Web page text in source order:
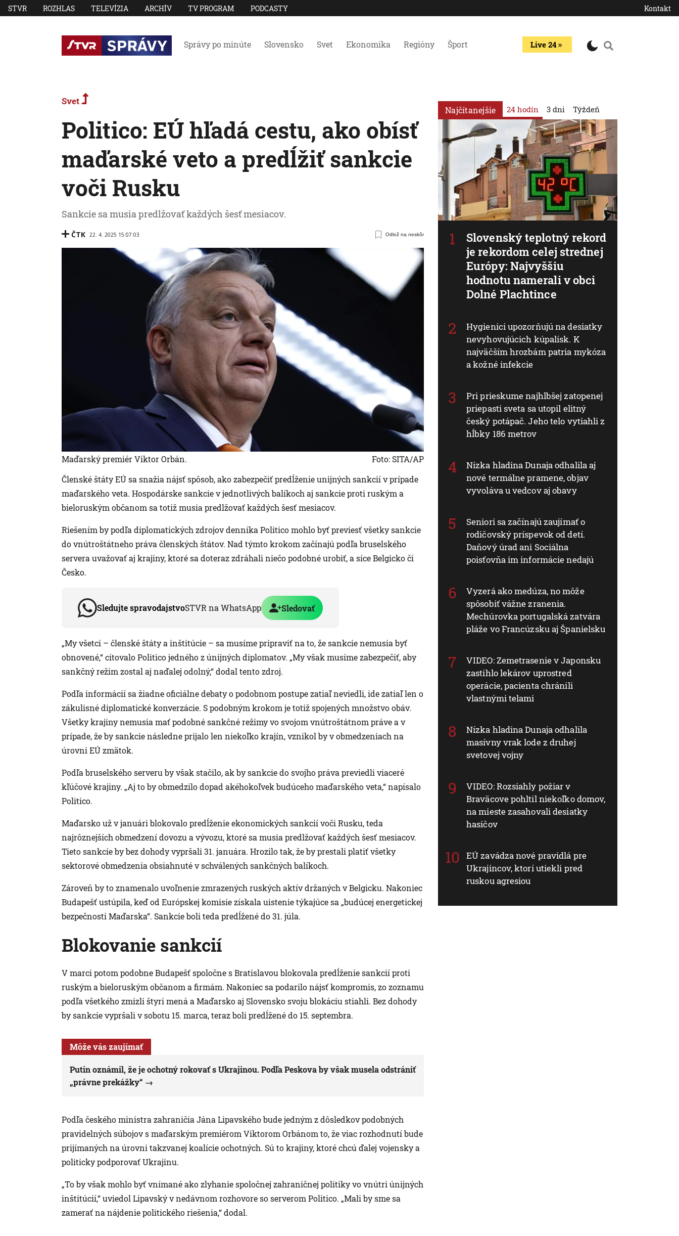
STVR ROZHLAS TELEVÍZIA ARCHÍV TV PROGRAM PODCASTY Kontakt
Správy po minúte Slovensko Svet Ekonomika Regióny Šport Live 24
Svet
Politico: EÚ hľadá cestu, ako obísť
maďarské veto a predĺžiť sankcie
voči Rusku
Sankcie sa musia predlžovať každých šesť mesiacov.
ČTK 22. 4. 2025 15:07:03 Odlož na neskôr
Maďarský premiér Viktor Orbán.
Foto: SITA/AP
Členské štáty EÚ sa snažia nájsť spôsob, ako zabezpečiť predĺženie unijných sankcií v prípade
maďarského veta. Hospodárske sankcie v jednotlivých balíkoch aj sankcie proti ruským a
bieloruským občanom sa totiž musia predlžovať každých šesť mesiacov.
Riešením by podľa diplomatických zdrojov denníka Politico mohlo byť previesť všetky sankcie
do vnútroštátneho práva členských štátov. Nad týmto krokom začínajú podľa bruselského
servera uvažovať aj krajiny, ktoré sa doteraz zdráhali niečo podobné urobiť, a síce Belgicko či
Česko.
Sledujte spravodajstvoSTVR na WhatsApp Sledovať
„My všetci – členské štáty a inštitúcie – sa musíme pripraviť na to, že sankcie nemusia byť
obnovené,“ citovalo Politico jedného z únijných diplomatov. „My však musíme zabezpečiť, aby
sankčný režim zostal aj naďalej odolný,“ dodal tento zdroj.
Podľa informácií sa žiadne oficiálne debaty o podobnom postupe zatiaľ neviedli, ide zatiaľ len o
zákulisné diplomatické konverzácie. S podobným krokom je totiž spojených množstvo obáv.
Všetky krajiny nemusia mať podobné sankčné režimy vo svojom vnútroštátnom práve a v
prípade, že by sankcie následne prijalo len niekoľko krajín, vznikol by v obmedzeniach na
úrovni EÚ zmätok.
Podľa bruselského serveru by však stačilo, ak by sankcie do svojho práva previedli viaceré
kľúčové krajiny. „Aj to by obmedzilo dopad akéhokoľvek budúceho maďarského veta,“ napísalo
Politico.
Maďarsko už v januári blokovalo predĺženie ekonomických sankcií voči Rusku, teda
najrôznejších obmedzení dovozu a vývozu, ktoré sa musia predlžovať každých šesť mesiacov.
Tieto sankcie by bez dohody vypršali 31. januára. Hrozilo tak, že by prestali platiť všetky
sektorové obmedzenia obsiahnuté v schválených sankčných balíkoch.
Zároveň by to znamenalo uvoľnenie zmrazených ruských aktív držaných v Belgicku. Nakoniec
Budapešť ustúpila, keď od Európskej komisie získala uistenie týkajúce sa „budúcej energetickej
bezpečnosti Maďarska“. Sankcie boli teda predĺžené do 31. júla.
Blokovanie sankcií
V marci potom podobne Budapešť spoločne s Bratislavou blokovala predĺženie sankcií proti
ruským a bieloruským občanom a firmám. Nakoniec sa podarilo nájsť kompromis, zo zoznamu
podľa všetkého zmizli štyri mená a Maďarsko aj Slovensko svoju blokáciu stiahli. Bez dohody
by sankcie vypršali v sobotu 15. marca, teraz boli predĺžené do 15. septembra.
Môže vás zaujímať
Putin oznámil, že je ochotný rokovať s Ukrajinou. Podľa Peskova by však musela odstrániť
„právne prekážky“
Podľa českého ministra zahraničia Jána Lipavského bude jedným z dôsledkov podobných
pravidelných súbojov s maďarským premiérom Viktorom Orbánom to, že viac rozhodnutí bude
prijímaných na úrovni takzvanej koalície ochotných. Sú to krajiny, ktoré chcú ďalej vojensky a
politicky podporovať Ukrajinu.
„To by však mohlo byť vnímané ako zlyhanie spoločnej zahraničnej politiky vo vnútri únijných
inštitúcií,“ uviedol Lipavský v nedávnom rozhovore so serverom Politico. „Mali by sme sa
zamerať na nájdenie politického riešenia,“ dodal.
Najčítanejšie 24 hodín
Slovenský teplotný rekord
je rekordom celej strednej
Európy: Najvyššiu
hodnotu namerali v obci
Dolné Plachtince
Hygienici upozorňujú na desiatky
nevyhovujúcich kúpalísk. K
najväčším hrozbám patria mykóza
a kožné infekcie
Pri prieskume najhlbšej zatopenej
priepasti sveta sa utopil elitný
český potápač. Jeho telo vytiahli z
hĺbky 186 metrov
Nízka hladina Dunaja odhalila aj
nové termálne pramene, objav
vyvoláva u vedcov aj obavy
Seniori sa začínajú zaujímať o
rodičovský príspevok od detí.
Daňový úrad ani Sociálna
poisťovňa im informácie nedajú
Vyzerá ako medúza, no môže
spôsobiť vážne zranenia.
Mechúrovka portugalská zatvára
pláže vo Francúzsku aj Španielsku
VIDEO: Zemetrasenie v Japonsku
zastihlo lekárov uprostred
operácie, pacienta chránili
vlastnými telami
Nízka hladina Dunaja odhalila
masívny vrak lode z druhej
svetovej vojny
VIDEO: Rozsiahly požiar v
Braväcove pohltil niekoľko domov,
na mieste zasahovali desiatky
hasičov
EÚ zavádza nové pravidlá pre
Ukrajincov, ktorí utiekli pred
ruskou agresiou
3 dni Týždeň